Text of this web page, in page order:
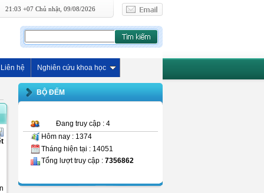
21:03 +07 Chủ nhật, 09/08/2026
Liên hệ Nghiên cứu khoa học
BỘ ĐẾM
Đang truy cập : 4
Hôm nay : 1374
Tháng hiện tại : 14051
Tổng lượt truy cập : 7356862